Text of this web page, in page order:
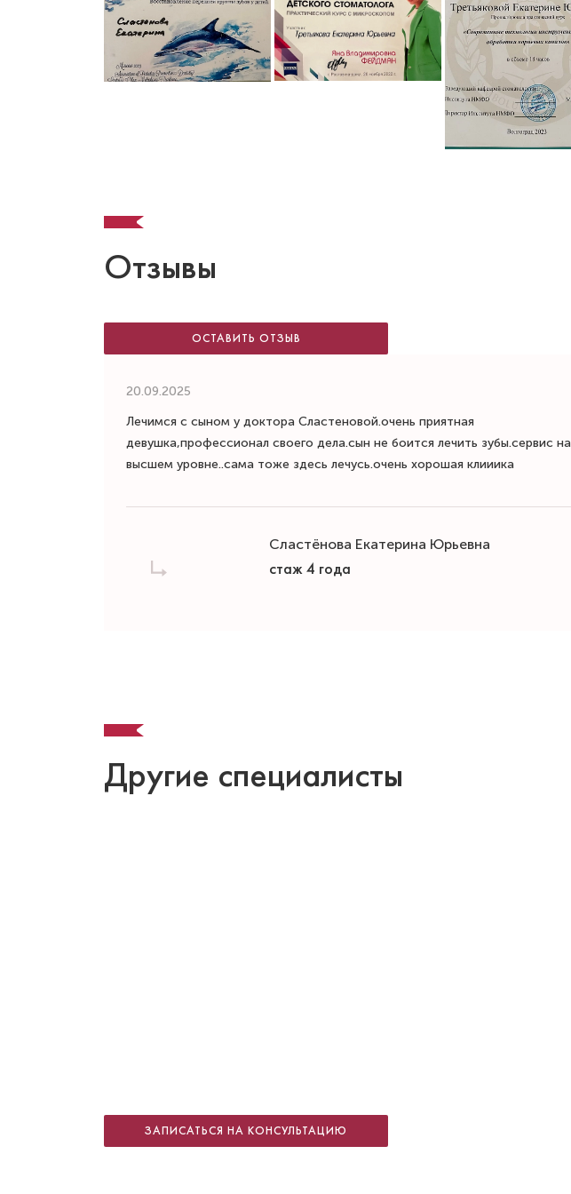
Отзывы
ОСТАВИТЬ ОТЗЫВ
20.09.2025
Лечимся с сыном у доктора Сластеновой.очень приятная
девушка,профессионал своего дела.сын не боится лечить зубы.сервис на
высшем уровне..сама тоже здесь лечусь.очень хорошая клииика
Сластëнова Екатерина Юрьевна
стаж 4 года
Другие специалисты
Детский стоматолог
Специальность: детская стоматология
Стаж работы: 2 года
ЗАПИСАТЬСЯ НА КОНСУЛЬТАЦИЮ